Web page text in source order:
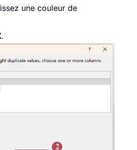
une couleur de
.